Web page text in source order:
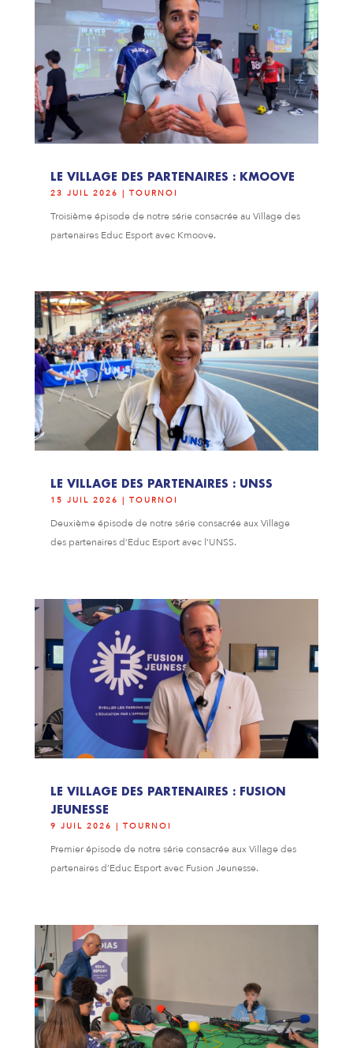
LE VILLAGE DES PARTENAIRES : KMOOVE
23 JUIL 2026 | TOURNOI
Troisième épisode de notre série consacrée au Village des
partenaires Educ Esport avec Kmoove.
LE VILLAGE DES PARTENAIRES : UNSS
15 JUIL 2026 | TOURNOI
Deuxième épisode de notre série consacrée aux Village
des partenaires d’Educ Esport avec l’UNSS.
LE VILLAGE DES PARTENAIRES : FUSION
JEUNESSE
9 JUIL 2026 | TOURNOI
Premier épisode de notre série consacrée aux Village des
partenaires d’Educ Esport avec Fusion Jeunesse.